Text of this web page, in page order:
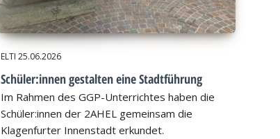
ELTI 25.06.2026
Schüler:innen gestalten eine Stadtführung
Im Rahmen des GGP-Unterrichtes haben die
Schüler:innen der 2AHEL gemeinsam die
Klagenfurter Innenstadt erkundet.